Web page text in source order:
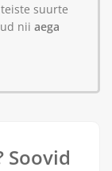
suurte
nii aega
Soovid